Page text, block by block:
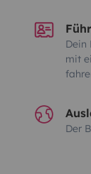
Dein
mit
Der